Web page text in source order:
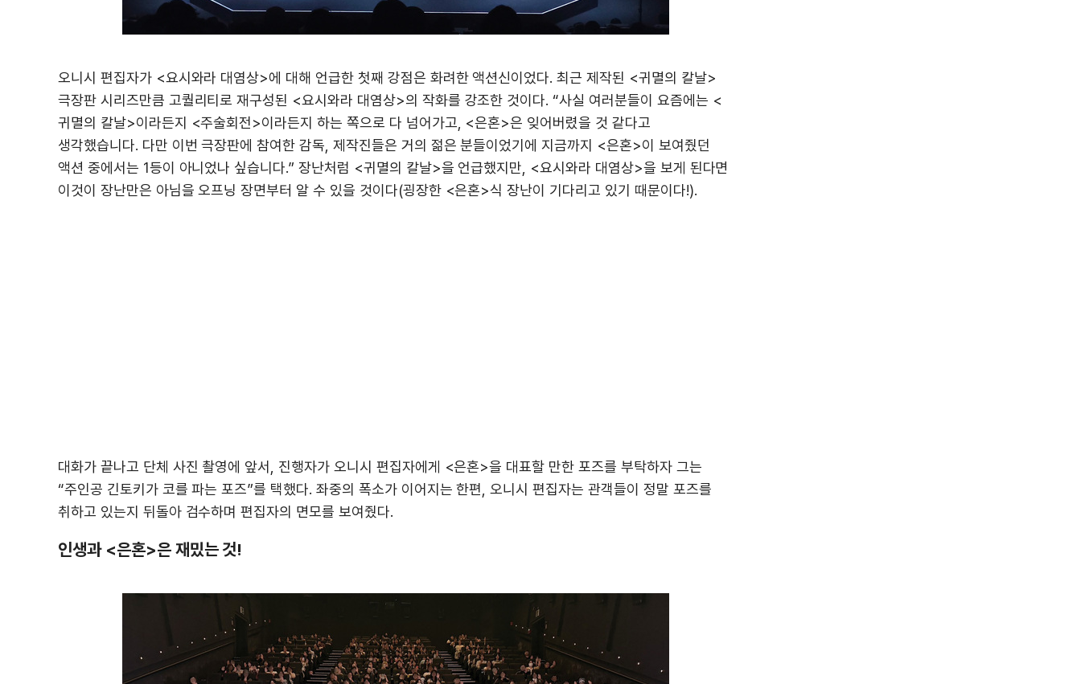
오니시 편집자가 <요시와라 대염상>에 대해 언급한 첫째 강점은 화려한 액션신이었다. 최근 제작된 <귀멸의 칼날>
극장판 시리즈만큼 고퀄리티로 재구성된 <요시와라 대염상>의 작화를 강조한 것이다. “사실 여러분들이 요즘에는 <
귀멸의 칼날>이라든지 <주술회전>이라든지 하는 쪽으로 다 넘어가고, <은혼>은 잊어버렸을 것 같다고
생각했습니다. 다만 이번 극장판에 참여한 감독, 제작진들은 거의 젊은 분들이었기에 지금까지 <은혼>이 보여줬던
액션 중에서는 1등이 아니었나 싶습니다.” 장난처럼 <귀멸의 칼날>을 언급했지만, <요시와라 대염상>을 보게 된다면
이것이 장난만은 아님을 오프닝 장면부터 알 수 있을 것이다(굉장한 <은혼>식 장난이 기다리고 있기 때문이다!).
대화가 끝나고 단체 사진 촬영에 앞서, 진행자가 오니시 편집자에게 <은혼>을 대표할 만한 포즈를 부탁하자 그는
“주인공 긴토키가 코를 파는 포즈”를 택했다. 좌중의 폭소가 이어지는 한편, 오니시 편집자는 관객들이 정말 포즈를
취하고 있는지 뒤돌아 검수하며 편집자의 면모를 보여줬다.
인생과 <은혼>은 재밌는 것!